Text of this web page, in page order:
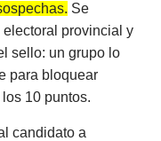
Se
provincial y
sello: un grupo lo
para bloquear
10 puntos.
candidato a